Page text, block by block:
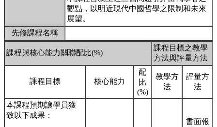
觀點，以明近現代中國哲學之限制和未來
展望。
先修課程名稱
課程與核心能力關聯配比(%)
課程目標之教學
方法與評量方法
課程目標 核心能力
配
比
(%)
教學方
法
評量方
法
本課程預期讓學員獲
致以下成果：
書面報